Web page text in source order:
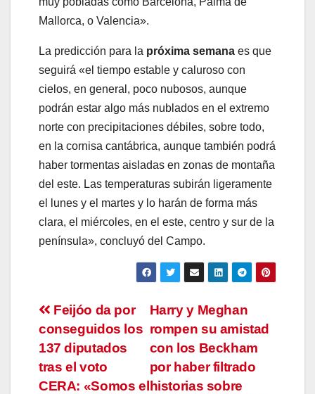
Mallorca, o Valencia».
La predicción para la próxima semana es que
seguirá «el tiempo estable y caluroso con
cielos, en general, poco nubosos, aunque
podrán estar algo más nublados en el extremo
norte con precipitaciones débiles, sobre todo,
en la cornisa cantábrica, aunque también podrá
haber tormentas aisladas en zonas de montaña
del este. Las temperaturas subirán ligeramente
el lunes y el martes y lo harán de forma más
clara, el miércoles, en el este, centro y sur de la
península», concluyó del Campo.
Navegación
de
entradas
Harry y Meghan
rompen su amistad
con los Beckham
por haber filtrado
historias sobre
Feijóo da por
conseguidos los
137 diputados
tras el voto
CERA: «Somos el